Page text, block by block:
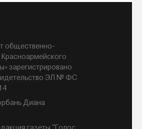
общественно-
Красноармейского
зарегистрировано
ЭЛ № ФС
Диана